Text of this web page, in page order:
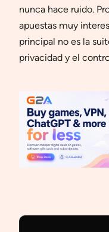
nunca hace ruido.
apuestas muy
principal no es la
privacidad y el